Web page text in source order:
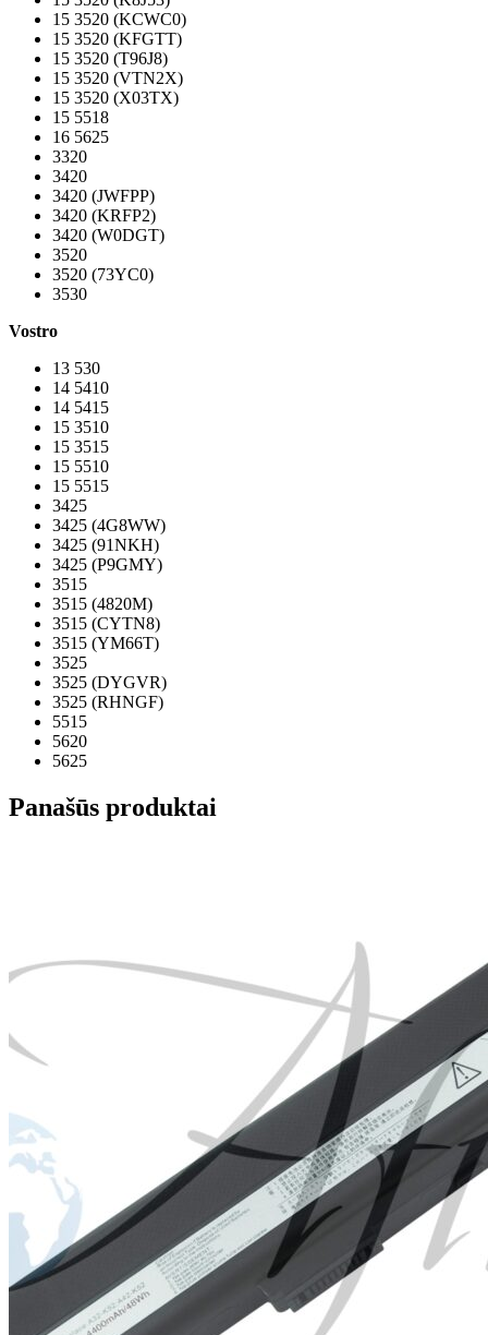
15 3520 (KCWC0)
15 3520 (KFGTT)
15 3520 (T96J8)
15 3520 (VTN2X)
15 3520 (X03TX)
15 5518
16 5625
3320
3420
3420 (JWFPP)
3420 (KRFP2)
3420 (W0DGT)
3520
3520 (73YC0)
3530
Vostro
13 530
14 5410
14 5415
15 3510
15 3515
15 5510
15 5515
3425
3425 (4G8WW)
3425 (91NKH)
3425 (P9GMY)
3515
3515 (4820M)
3515 (CYTN8)
3515 (YM66T)
3525
3525 (DYGVR)
3525 (RHNGF)
5515
5620
5625
Panašūs produktai